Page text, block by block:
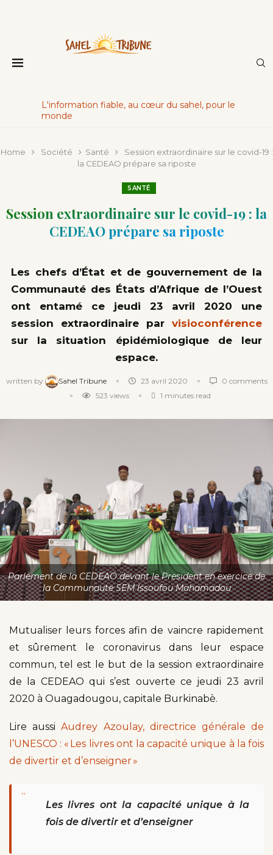
L'information fiable, au cœur du sahel, pour le
monde
Home Société Santé
Session extraordinaire sur le covid-19 :
la CEDEAO prépare sa riposte
SANTÉ
Session extraordinaire sur le covid-19 : la
CEDEAO prépare sa riposte
Les chefs d’État et de gouvernement de la
Communauté des États d’Afrique de l’Ouest
ont entamé ce jeudi 23 avril 2020 une
session extraordinaire par visioconférence
sur la situation épidémiologique de leur
espace.
written by Sahel Tribune 23 avril 2020
0 comments
523 views 1 minutes read
Parlement de la CEDEAO devant le President en exercice de
la Communaute SEM Issoufou Mahamadou
Mutualiser leurs forces afin de vaincre rapidement
et sûrement le coronavirus dans leur espace
commun, tel est le but de la session extraordinaire
de la CEDEAO qui s’est ouverte ce jeudi 23 avril
2020 à Ouagadougou, capitale Burkinabè.
Lire aussiAudrey Azoulay, directrice générale de
l’UNESCO : « Les livres ont la capacité unique à la fois
de divertir et d’enseigner »
“
Les livres ont la capacité unique à la
fois de divertir et d’enseigner